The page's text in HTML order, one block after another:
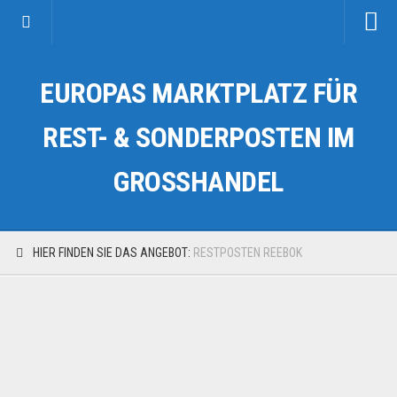
Kategorien
Auto & Motorrad
Fahrzeuge & Transport
EUROPAS MARKTPLATZ FÜR
REST- & SONDERPOSTEN IM
GROSSHANDEL
HIER FINDEN SIE DAS ANGEBOT: RESTPOSTEN REEBOK